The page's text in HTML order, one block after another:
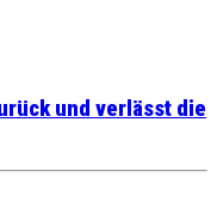
und verlässt die